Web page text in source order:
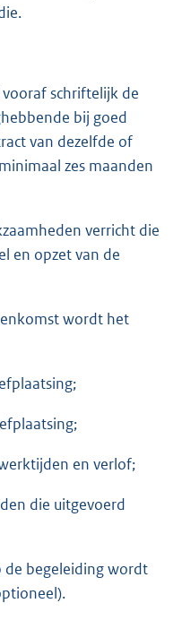
schriftelijk de
bij goed
van dezelfde of
zes maanden
verricht die
en opzet van de
wordt het
en verlof;
die uitgevoerd
de begeleiding wordt